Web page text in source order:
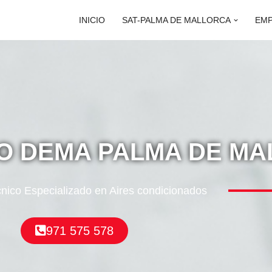
INICIO SAT-PALMA DE MALLORCA
DEMA PALMA DE
Especializado en Aires condicionados
971 575 578